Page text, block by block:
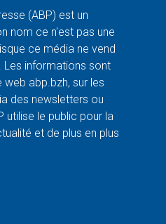
(ABP) est un
nom ce n'est pas une
ce média ne vend
Les informations sont
abp.bzh, sur les
des newsletters ou
utilise le public pour la
et de plus en plus